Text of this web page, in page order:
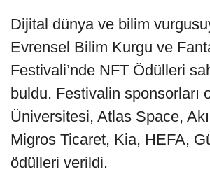
Dijital dünya ve bilim
Evrensel Bilim Kurgu ve
Festivali’nde NFT Ödülleri
buldu. Festivalin sponsorları
Üniversitesi, Atlas Space,
Migros Ticaret, Kia, HEFA,
ödülleri verildi.